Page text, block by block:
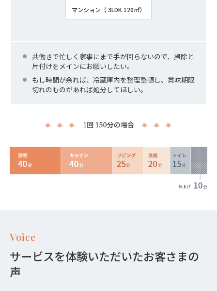
マンション（ 3LDK 120㎡）
共働きで忙しく家事にまで手が回らないので、掃除と
片付けをメインにお願いしたい。
もし時間が余れば、冷蔵庫内を整理整頓し、賞味期限
切れのものがあれば処分してほしい。
Voice
サービスを体験いただいたお客さまの
声